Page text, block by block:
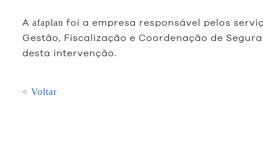
A afaplan foi a empresa responsável pelos
Gestão, Fiscalização e Coordenação de
desta intervenção.
< Voltar